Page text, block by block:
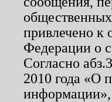
привлечено к
Федерации о
Согласно
2010 года «О